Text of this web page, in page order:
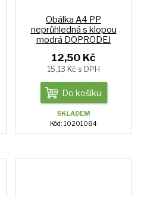
Obálka A4 PP
neprůhledná s klopou
modrá DOPRODEJ
12,50 Kč
15,13 Kč s DPH
Do košíku
SKLADEM
Kód: 10201084